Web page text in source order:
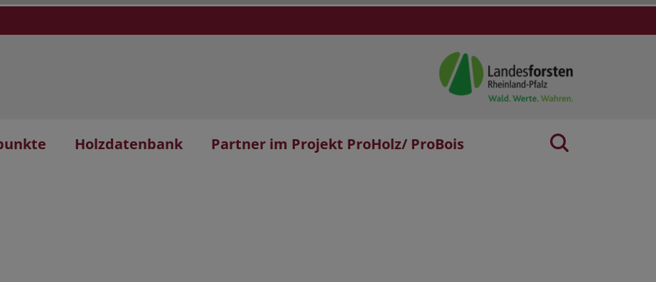
Holzdatenbank
Partner im Projekt ProHolz/ ProBois